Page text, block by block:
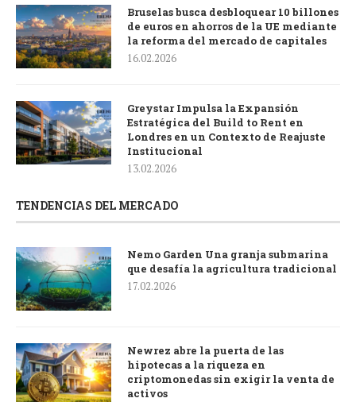
Bruselas busca desbloquear 10 billones
de euros en ahorros de la UE mediante
la reforma del mercado de capitales
16.02.2026
Greystar Impulsa la Expansión
Estratégica del Build to Rent en
Londres en un Contexto de Reajuste
Institucional
13.02.2026
TENDENCIAS DEL MERCADO
Nemo Garden Una granja submarina
que desafía la agricultura tradicional
17.02.2026
Newrez abre la puerta de las
hipotecas a la riqueza en
criptomonedas sin exigir la venta de
activos